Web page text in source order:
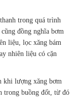
trong quá trình
đồng nghĩa bơm
liệu, lọc xăng bám
nhiên liệu có cặn
khi lượng xăng bơm
trong buồng đốt, từ đó